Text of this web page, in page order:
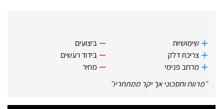
שימושיות
צריכת דלק
מרחב פנימי
ביצועים
בידוד רעשים
מחיר
״מרווח וחסכוני אך יקר ממתחריו״